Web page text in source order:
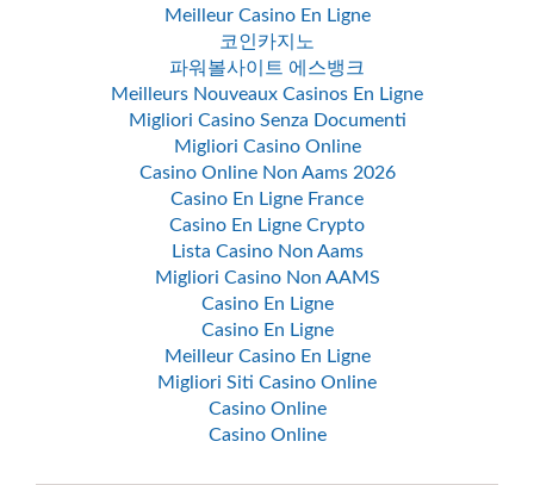
Meilleur Casino En Ligne
코인카지노
파워볼사이트 에스뱅크
Meilleurs Nouveaux Casinos En Ligne
Migliori Casino Senza Documenti
Migliori Casino Online
Casino Online Non Aams 2026
Casino En Ligne France
Casino En Ligne Crypto
Lista Casino Non Aams
Migliori Casino Non AAMS
Casino En Ligne
Casino En Ligne
Meilleur Casino En Ligne
Migliori Siti Casino Online
Casino Online
Casino Online